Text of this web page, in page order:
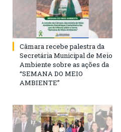
Câmara recebe palestra da
Secretária Municipal de Meio
Ambiente sobre as ações da
“SEMANA DO MEIO
AMBIENTE”